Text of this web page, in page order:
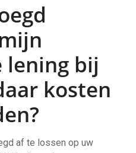
lening bij
kosten
af te lossen op uw